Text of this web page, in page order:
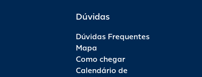
Dúvidas
Dúvidas Frequentes
Mapa
Como chegar
Calendário de